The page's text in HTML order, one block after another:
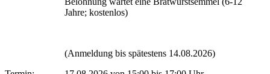
Jahre; kostenlos)
(Anmeldung bis spätestens 14.08.2026)